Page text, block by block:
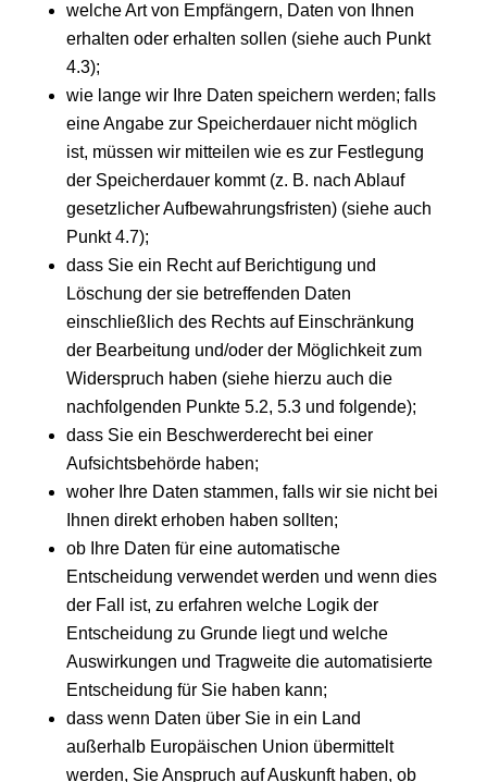
welche Art von Empfängern, Daten von Ihnen
erhalten oder erhalten sollen (siehe auch Punkt
4.3);
wie lange wir Ihre Daten speichern werden; falls
eine Angabe zur Speicherdauer nicht möglich
ist, müssen wir mitteilen wie es zur Festlegung
der Speicherdauer kommt (z. B. nach Ablauf
gesetzlicher Aufbewahrungsfristen) (siehe auch
Punkt 4.7);
dass Sie ein Recht auf Berichtigung und
Löschung der sie betreffenden Daten
einschließlich des Rechts auf Einschränkung
der Bearbeitung und/oder der Möglichkeit zum
Widerspruch haben (siehe hierzu auch die
nachfolgenden Punkte 5.2, 5.3 und folgende);
dass Sie ein Beschwerderecht bei einer
Aufsichtsbehörde haben;
woher Ihre Daten stammen, falls wir sie nicht bei
Ihnen direkt erhoben haben sollten;
ob Ihre Daten für eine automatische
Entscheidung verwendet werden und wenn dies
der Fall ist, zu erfahren welche Logik der
Entscheidung zu Grunde liegt und welche
Auswirkungen und Tragweite die automatisierte
Entscheidung für Sie haben kann;
dass wenn Daten über Sie in ein Land
außerhalb Europäischen Union übermittelt
werden, Sie Anspruch auf Auskunft haben, ob